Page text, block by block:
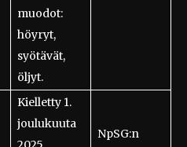
muodot:
höyryt,
syötävät,
öljyt.
Kielletty 1.
joulukuuta
NpSG:n